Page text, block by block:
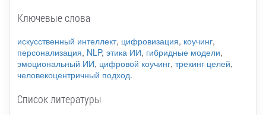
Ключевые слова
искусственный интеллект, цифровизация, коучинг,
персонализация, NLP, этика ИИ, гибридные модели,
эмоциональный ИИ, цифровой коучинг, трекинг целей,
человекоцентричный подход.
Список литературы